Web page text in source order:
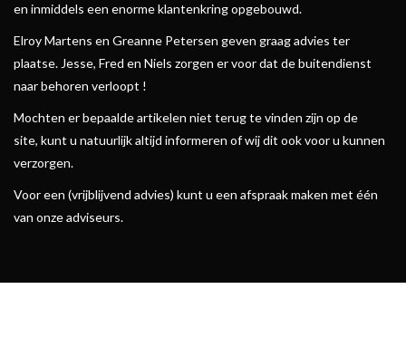
en inmiddels een enorme klantenkring opgebouwd.
Elroy Martens en Greanne Petersen geven graag advies ter
plaatse. Jesse, Fred en Niels zorgen er voor dat de buitendienst
naar behoren verloopt !
Mochten er bepaalde artikelen niet terug te vinden zijn op de
site, kunt u natuurlijk altijd informeren of wij dit ook voor u kunnen
verzorgen.
Voor een (vrijblijvend advies) kunt u een afspraak maken met één
van onze adviseurs.